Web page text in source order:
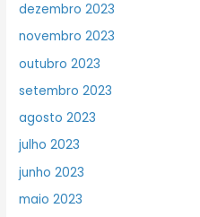
dezembro 2023
novembro 2023
outubro 2023
setembro 2023
agosto 2023
julho 2023
junho 2023
maio 2023